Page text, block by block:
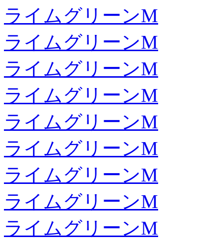
ライムグリーンM
ライムグリーンM
ライムグリーンM
ライムグリーンM
ライムグリーンM
ライムグリーンM
ライムグリーンM
ライムグリーンM
ライムグリーンM